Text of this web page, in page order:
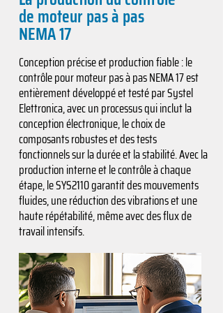
de moteur pas à pas
NEMA 17
Conception précise et production fiable : le
contrôle pour moteur pas à pas NEMA 17 est
entièrement développé et testé par Systel
Elettronica, avec un processus qui inclut la
conception électronique, le choix de
composants robustes et des tests
fonctionnels sur la durée et la stabilité. Avec la
production interne et le contrôle à chaque
étape, le SYS2110 garantit des mouvements
fluides, une réduction des vibrations et une
haute répétabilité, même avec des flux de
travail intensifs.